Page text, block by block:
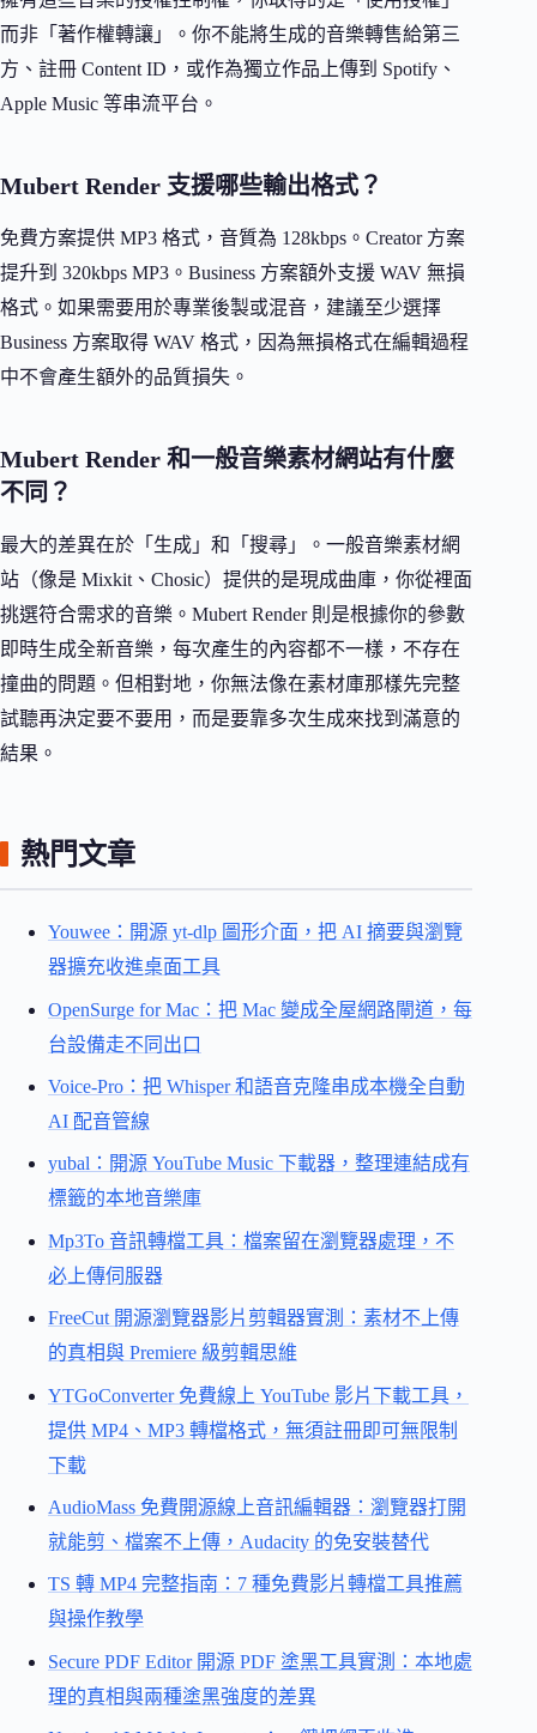
而非「著作權轉讓」。你不能將生成的音樂轉售給第三
方、註冊 Content ID，或作為獨立作品上傳到 Spotify、
Apple Music 等串流平台。
Mubert Render 支援哪些輸出格式？
免費方案提供 MP3 格式，音質為 128kbps。Creator 方案
提升到 320kbps MP3。Business 方案額外支援 WAV 無損
格式。如果需要用於專業後製或混音，建議至少選擇
Business 方案取得 WAV 格式，因為無損格式在編輯過程
中不會產生額外的品質損失。
Mubert Render 和一般音樂素材網站有什麼
不同？
最大的差異在於「生成」和「搜尋」。一般音樂素材網
站（像是 Mixkit、Chosic）提供的是現成曲庫，你從裡面
挑選符合需求的音樂。Mubert Render 則是根據你的參數
即時生成全新音樂，每次產生的內容都不一樣，不存在
撞曲的問題。但相對地，你無法像在素材庫那樣先完整
試聽再決定要不要用，而是要靠多次生成來找到滿意的
結果。
熱門文章
Youwee：開源 yt-dlp 圖形介面，把 AI 摘要與瀏覽
器擴充收進桌面工具
OpenSurge for Mac：把 Mac 變成全屋網路閘道，每
台設備走不同出口
Voice-Pro：把 Whisper 和語音克隆串成本機全自動
AI 配音管線
yubal：開源 YouTube Music 下載器，整理連結成有
標籤的本地音樂庫
Mp3To 音訊轉檔工具：檔案留在瀏覽器處理，不
必上傳伺服器
FreeCut 開源瀏覽器影片剪輯器實測：素材不上傳
的真相與 Premiere 級剪輯思維
YTGoConverter 免費線上 YouTube 影片下載工具，
提供 MP4、MP3 轉檔格式，無須註冊即可無限制
下載
AudioMass 免費開源線上音訊編輯器：瀏覽器打開
就能剪、檔案不上傳，Audacity 的免安裝替代
TS 轉 MP4 完整指南：7 種免費影片轉檔工具推薦
與操作教學
Secure PDF Editor 開源 PDF 塗黑工具實測：本地處
理的真相與兩種塗黑強度的差異